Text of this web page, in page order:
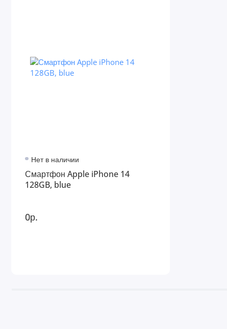
Нет в наличии
Смартфон Apple iPhone 14
128GB, blue
0р.